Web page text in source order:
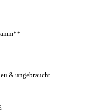
& ungebraucht